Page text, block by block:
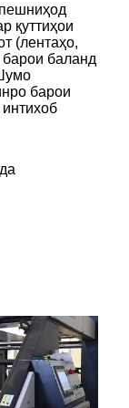
қуттиҳои
(лентаҳо,
барои баланд
барои